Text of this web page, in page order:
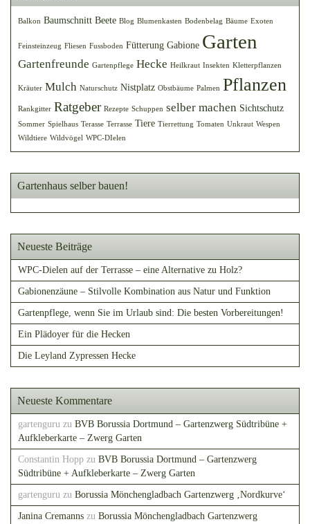
Balkon Baumschnitt Beete Blog Blumenkasten Bodenbelag Bäume Exoten
Feinsteinzeug Fliesen Fussboden Fütterung Gabione Garten
Gartenfreunde Gartenpflege Hecke Heilkraut Insekten Kletterpflanzen
Kräuter Mulch Naturschutz Nistplatz Obstbäume Palmen Pflanzen
Rankgitter Ratgeber Rezepte Schuppen selber machen Sichtschutz
Sommer Spielhaus Terasse Terrasse Tiere Tierrettung Tomaten Unkraut Wespen
Wildtiere Wildvögel WPC-DIelen
Gartenhaus selber bauen!
Neueste Beiträge
WPC-Dielen auf der Terrasse – eine Alternative zu Holz?
Gabionenzäune – Stilvolle Kombination aus Natur und Funktion
Gartenpflege, wenn Sie im Urlaub sind: Die besten Vorbereitungen!
Ein Plädoyer für die Hecken
Die Leyland Zypressen Hecke
Neueste Kommentare
gartenguru zu BVB Borussia Dortmund – Gartenzwerg Südtribüne +
Aufkleberkarte – Zwerg Garten
Constantin Hopp zu BVB Borussia Dortmund – Gartenzwerg
Südtribüne + Aufkleberkarte – Zwerg Garten
gartenguru zu Borussia Mönchengladbach Gartenzwerg ‚Nordkurve‘
Janina Cremanns zu Borussia Mönchengladbach Gartenzwerg